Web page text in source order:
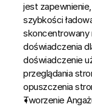
jest
szybkości
skoncentrowany
doświadczenia
doświadczenie
przeglądania
opuszczenia
Tworzenie